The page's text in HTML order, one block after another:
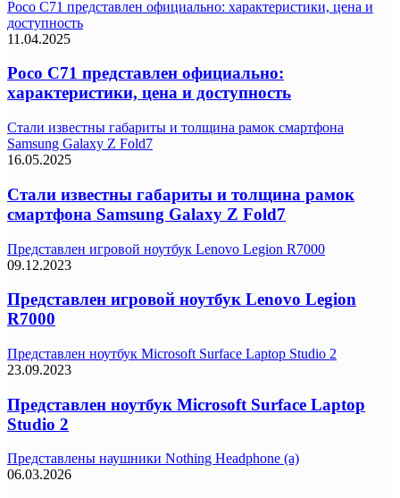
Poco C71 представлен официально: характеристики, цена и
доступность
11.04.2025
Poco C71 представлен официально:
характеристики, цена и доступность
Стали известны габариты и толщина рамок смартфона
Samsung Galaxy Z Fold7
16.05.2025
Стали известны габариты и толщина рамок
смартфона Samsung Galaxy Z Fold7
Представлен игровой ноутбук Lenovo Legion R7000
09.12.2023
Представлен игровой ноутбук Lenovo Legion
R7000
Представлен ноутбук Microsoft Surface Laptop Studio 2
23.09.2023
Представлен ноутбук Microsoft Surface Laptop
Studio 2
Представлены наушники Nothing Headphone (a)
06.03.2026